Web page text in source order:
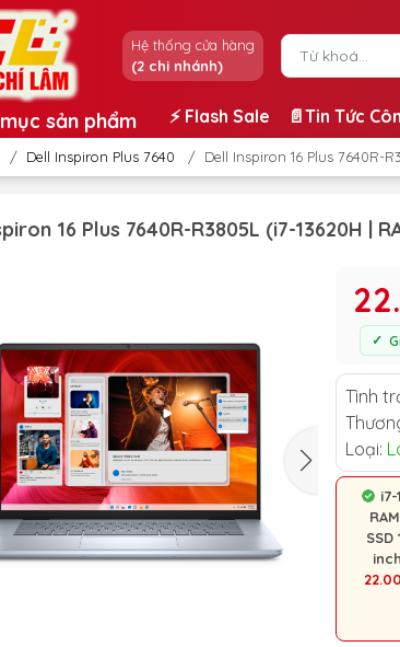
Hệ thống cửa hàng
(2 chi nhánh)
sản phẩm ⚡️ Flash Sale 📄Tin Tức
/ Dell Inspiron Plus 7640 / Dell Inspiron 16 Plus 7640R-
16 Plus 7640R-R3805L (i7-13620H |
Tình
Loại:
i7-
SSD